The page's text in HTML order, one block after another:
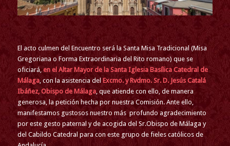
El acto culmen del Encuentro será la Santa Misa Tradicional (Misa
Gregoriana o Forma Extraordinaria del Rito romano) que se
oficiará, en el Altar Mayor de la Santa Iglesia Basílica Catedral de
Málaga, con la asistencia del Excmo. y Rvdmo. Sr. D. Jesús Catalá
Ibáñez, Obispo de Málaga, que atiende con ello, de manera
generosa, la petición hecha por nuestra Comisión. Ante ello,
manifestamos gustosos nuestro más profundo agradecimiento
por este gesto paternal y de acogida del Sr.Obispo de Málaga y
del Cabildo Catedral para con este grupo de fieles católicos de